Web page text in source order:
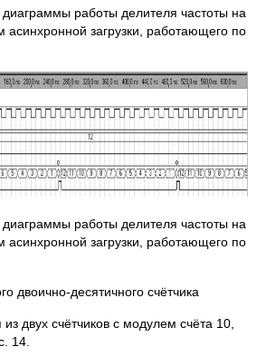
работы делителя частоты на
асинхронной загрузки, работающего по
работы делителя частоты на
асинхронной загрузки, работающего по
двоично-десятичного счётчика
двух счётчиков с модулем счёта 10,
14.